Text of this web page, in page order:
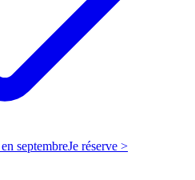
septembreJe réserve >